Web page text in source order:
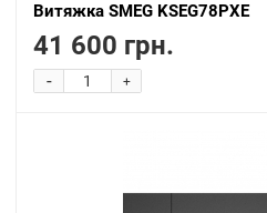
Витяжка SMEG KSEG78PXE
41 600 грн.
+
-